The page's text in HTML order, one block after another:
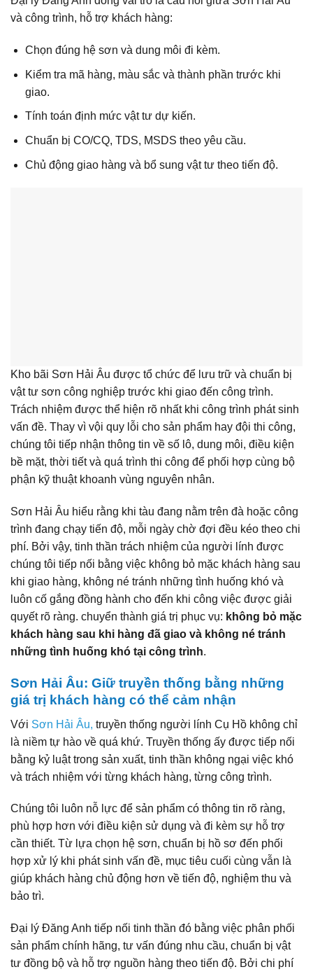
và công trình, hỗ trợ khách hàng:
Chọn đúng hệ sơn và dung môi đi kèm.
Kiểm tra mã hàng, màu sắc và thành phần trước khi
giao.
Tính toán định mức vật tư dự kiến.
Chuẩn bị CO/CQ, TDS, MSDS theo yêu cầu.
Chủ động giao hàng và bổ sung vật tư theo tiến độ.
Kho bãi Sơn Hải Âu được tổ chức để lưu trữ và chuẩn bị
vật tư sơn công nghiệp trước khi giao đến công trình.
Trách nhiệm được thể hiện rõ nhất khi công trình phát sinh
vấn đề. Thay vì vội quy lỗi cho sản phẩm hay đội thi công,
chúng tôi tiếp nhận thông tin về số lô, dung môi, điều kiện
bề mặt, thời tiết và quá trình thi công để phối hợp cùng bộ
phận kỹ thuật khoanh vùng nguyên nhân.
Sơn Hải Âu hiểu rằng khi tàu đang nằm trên đà hoặc công
trình đang chạy tiến độ, mỗi ngày chờ đợi đều kéo theo chi
phí. Bởi vậy, tinh thần trách nhiệm của người lính được
chúng tôi tiếp nối bằng việc không bỏ mặc khách hàng sau
khi giao hàng, không né tránh những tình huống khó và
luôn cố gắng đồng hành cho đến khi công việc được giải
quyết rõ ràng. chuyển thành giá trị phục vụ: không bỏ mặc
khách hàng sau khi hàng đã giao và không né tránh
những tình huống khó tại công trình.
Sơn Hải Âu: Giữ truyền thống bằng những
giá trị khách hàng có thể cảm nhận
Với Sơn Hải Âu, truyền thống người lính Cụ Hồ không chỉ
là niềm tự hào về quá khứ. Truyền thống ấy được tiếp nối
bằng kỷ luật trong sản xuất, tinh thần không ngại việc khó
và trách nhiệm với từng khách hàng, từng công trình.
Chúng tôi luôn nỗ lực để sản phẩm có thông tin rõ ràng,
phù hợp hơn với điều kiện sử dụng và đi kèm sự hỗ trợ
cần thiết. Từ lựa chọn hệ sơn, chuẩn bị hồ sơ đến phối
hợp xử lý khi phát sinh vấn đề, mục tiêu cuối cùng vẫn là
giúp khách hàng chủ động hơn về tiến độ, nghiệm thu và
bảo trì.
Đại lý Đăng Anh tiếp nối tinh thần đó bằng việc phân phối
sản phẩm chính hãng, tư vấn đúng nhu cầu, chuẩn bị vật
tư đồng bộ và hỗ trợ nguồn hàng theo tiến độ. Bởi chi phí